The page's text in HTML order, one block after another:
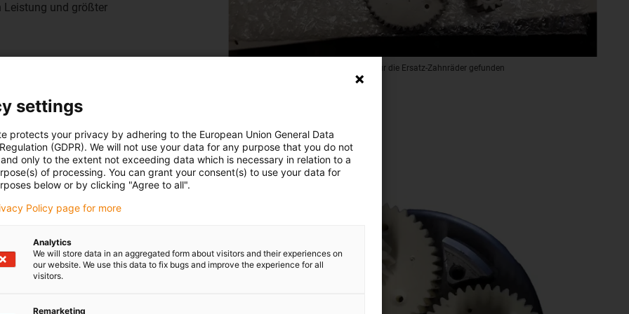
Leistung und größter
Nach wenigen Tests wurden die richtigen Maße für die Ersatz-Zahnräder gefunden
iglidur i3 und
das die igus-Pforten
die Kosten zu senken.
entwickelt wurden, um
igus mit verschiedenen
Anwendung individuelle
und Zahnräder das
settings
protects your privacy by adhering to the European Union General Data
(GDPR). We will not use your data for any purpose that you do not
only to the extent not exceeding data which is necessary in relation to a
of processing. You can grant your consent(s) to use your data for
below or by clicking "Agree to all".
Policy page for more
Analytics
We will store data in an aggregated form about visitors and their experiences on
our website. We use this data to fix bugs and improve the experience for all
visitors.
Remarketing